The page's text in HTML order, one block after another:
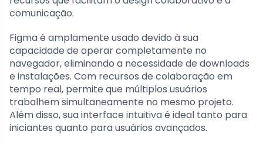
comunicação.
Figma é amplamente usado devido à sua
capacidade de operar completamente no
navegador, eliminando a necessidade de downloads
e instalações. Com recursos de colaboração em
tempo real, permite que múltiplos usuários
trabalhem simultaneamente no mesmo projeto.
Além disso, sua interface intuitiva é ideal tanto para
iniciantes quanto para usuários avançados.